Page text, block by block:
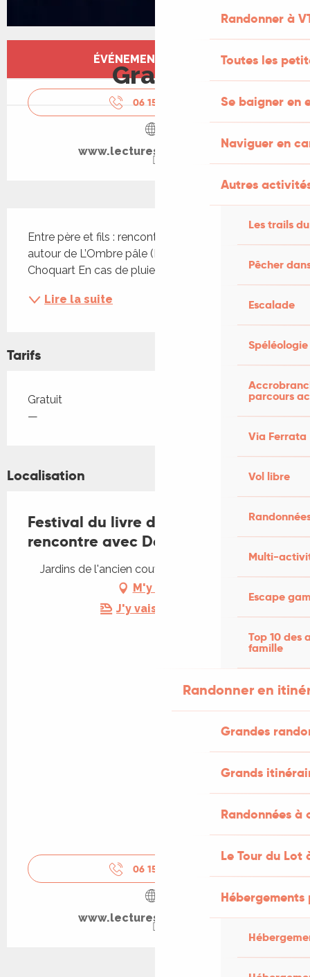
Randonner à
Toutes les
Se baigner en
Naviguer en
Autres
Les trails
Pêcher
Escalade
Spéléologie
parcours
Via Ferrata
Vol libre
Multi-
Escape
Top 10 des
famille
Randonner en
Grandes
Grands
Randonnées
Le Tour du Lot
Ouverture et coordonnées
ÉVÉNEMENT TERMINÉ
Gratuit
06 15 78 42
www.lecturesfestival.com
Entre père et fils : rencontre avec David Naïm
autour de L’Ombre pâle (L’Antilope), lu par Florian
Choquart En cas de pluie repli à la salle des fêtes
Lire la suite
Tarifs
Tarifs 2026
Gratuit
—
Localisation
Festival du livre du Haut Quercy -
rencontre avec David Naïm
Jardins de l'ancien couvent, 46200 Meyronne
M'y rendre
J'y vais en train !
06 15 78 42
www.lecturesfestival.com